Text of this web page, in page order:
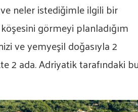
neler istediğimle ilgili bir
görmeyi planladığım
ve yemyeşil doğasıyla 2
2 ada. Adriyatik tarafındaki bu